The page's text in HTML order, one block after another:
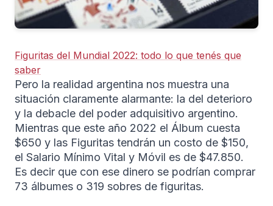
Figuritas del Mundial 2022: todo lo que tenés que
saber
Pero la realidad argentina nos muestra una
situación claramente alarmante: la del deterioro
y la debacle del poder adquisitivo argentino.
Mientras que este año 2022 el Álbum cuesta
$650 y las Figuritas tendrán un costo de $150,
el Salario Mínimo Vital y Móvil es de $47.850.
Es decir que con ese dinero se podrían comprar
73 álbumes o 319 sobres de figuritas.